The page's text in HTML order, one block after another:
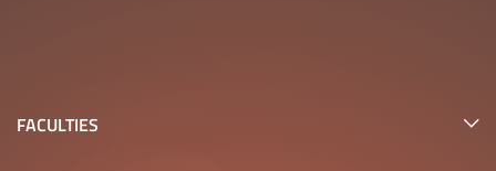
FACULTIES